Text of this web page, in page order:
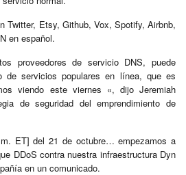
Twitter, Etsy, Github, Vox, Spotify, Airbnb,
en español.
proveedores de servicio DNS, puede
de servicios populares en línea, que es
viendo este viernes «, dijo Jeremiah
de seguridad del emprendimiento de
ET] del 21 de octubre… empezamos a
DDoS contra nuestra infraestructura Dyn
en un comunicado.